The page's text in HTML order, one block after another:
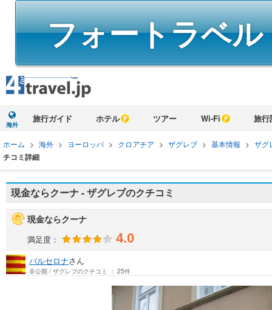
フォートラベ
海外
旅行ガイド ホテル ツアー Wi-Fi 旅行
ホーム > 海外 > ヨーロッパ > クロアチア > ザグレブ > 基本情報 > ザグ
チコミ詳細
現金ならクーナ - ザグレブのクチコミ
現金ならクーナ
満足度： 4.0
バルセロナさん
非公開 / ザグレブのクチコミ ： 25件